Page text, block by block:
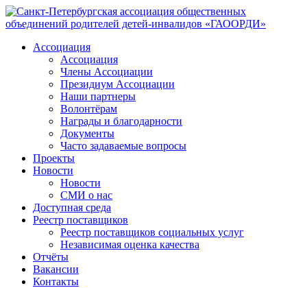
Ассоциация
Ассоциация
Члены Ассоциации
Президиум Ассоциации
Наши партнеры
Волонтёрам
Награды и благодарности
Документы
Часто задаваемые вопросы
Проекты
Новости
Новости
СМИ о нас
Доступная среда
Реестр поставщиков
Реестр поставщиков социальных услуг
Независимая оценка качества
Отчёты
Вакансии
Контакты